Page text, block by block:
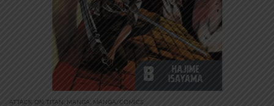
ATTACK ON TITAN MANGA , MANGA/COMICS